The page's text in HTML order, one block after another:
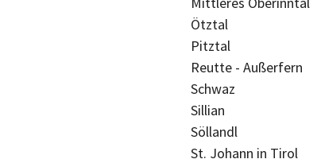
Ötztal
Pitztal
Reutte - Außerfern
Schwaz
Sillian
Söllandl
St. Johann in Tirol